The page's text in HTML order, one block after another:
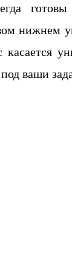
нижнем
ваши